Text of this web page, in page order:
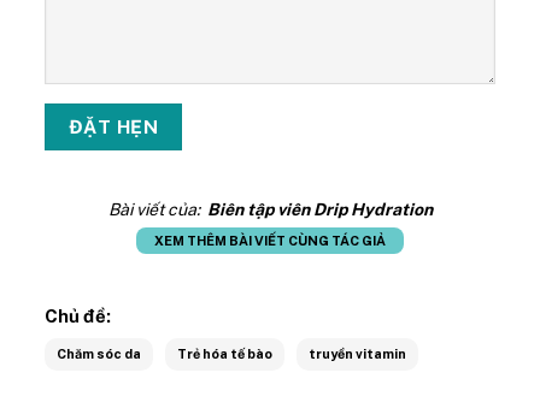
Bài viết của: Biên tập viên Drip Hydration
XEM THÊM BÀI VIẾT CÙNG TÁC GIẢ
Chủ đề:
Chăm sóc da Trẻ hóa tế bào truyền vitamin